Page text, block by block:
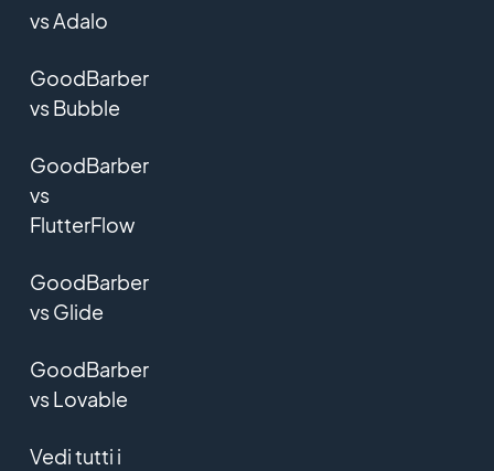
vs Adalo
GoodBarber
vs Bubble
GoodBarber
vs
FlutterFlow
GoodBarber
vs Glide
GoodBarber
vs Lovable
Vedi tutti i